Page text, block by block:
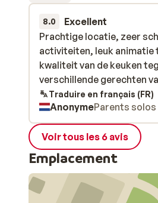
8.0 Excellent
Prachtige locatie, zeer
activiteiten, leuk animatie
kwaliteit van de keuken
verschillende gerechten
Prachtige locatie, zeer
activiteiten, leuk animatie
kwaliteit van de keuken
verschillende gerechten
Traduire en français (FR)
AnonymeParents solos
Voir tous les 6 avis
Emplacement